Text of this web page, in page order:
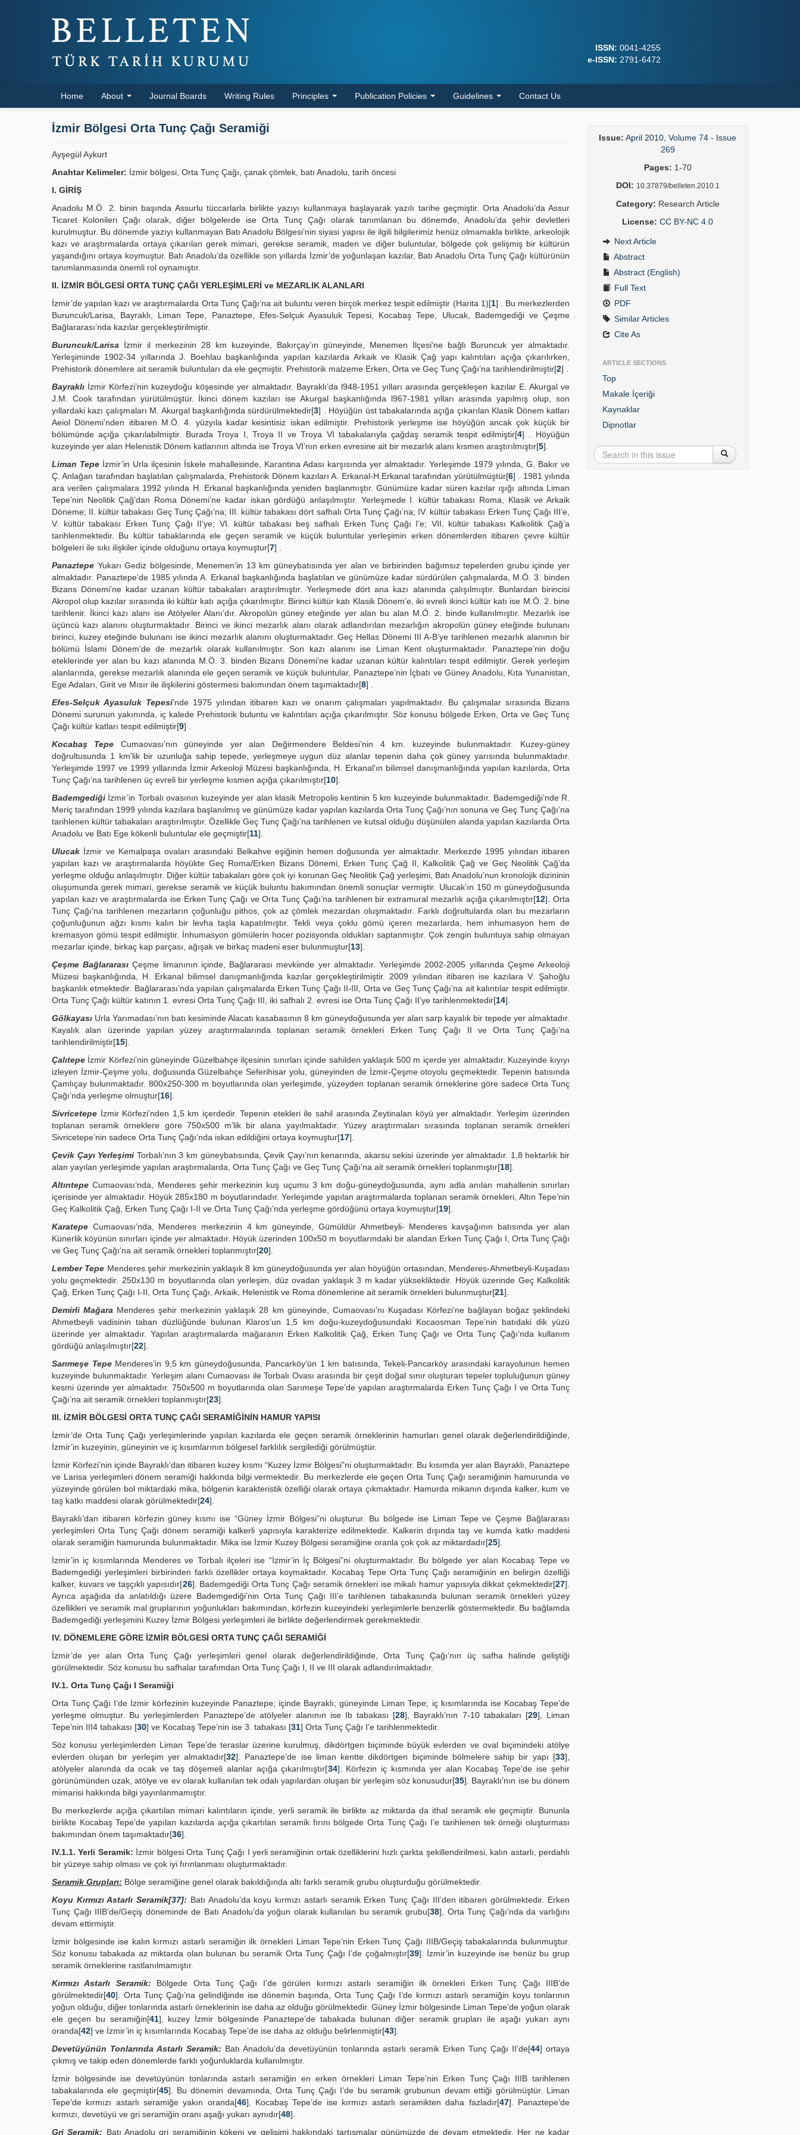
ISSN: 0041-4255
e-ISSN: 2791-6472
Home About Journal Boards Writing Rules Principles Publication Policies Guidelines Contact Us
İzmir Bölgesi Orta Tunç Çağı Seramiği
Ayşegül Aykurt
Anahtar Kelimeler: İzmir bölgesi, Orta Tunç Çağı, çanak çömlek, batı Anadolu, tarih öncesi
I. GİRİŞ
Anadolu M.Ö. 2. binin başında Assurlu tüccarlarla birlikte yazıyı kullanmaya başlayarak yazılı tarihe geçmiştir. Orta Anadolu’da Assur
Ticaret Kolonileri Çağı olarak, diğer bölgelerde ise Orta Tunç Çağı olarak tanımlanan bu dönemde, Anadolu’da şehir devletleri
kurulmuştur. Bu dönemde yazıyı kullanmayan Batı Anadolu Bölgesi’nin siyasi yapısı ile ilgili bilgilerimiz henüz olmamakla birlikte, arkeolojik
kazı ve araştırmalarda ortaya çıkarılan gerek mimari, gerekse seramik, maden ve diğer buluntular, bölgede çok gelişmiş bir kültürün
yaşandığını ortaya koymuştur. Batı Anadolu’da özellikle son yıllarda İzmir’de yoğunlaşan kazılar, Batı Anadolu Orta Tunç Çağı kültürünün
tanımlanmasında önemli rol oynamıştır.
II. İZMİR BÖLGESİ ORTA TUNÇ ÇAĞI YERLEŞİMLERİ ve MEZARLIK ALANLARI
İzmir’de yapılan kazı ve araştırmalarda Orta Tunç Çağı’na ait buluntu veren birçok merkez tespit edilmiştir (Harita 1)[1] . Bu merkezlerden
Buruncuk/Larisa, Bayraklı, Liman Tepe, Panaztepe, Efes-Selçuk Ayasuluk Tepesi, Kocabaş Tepe, Ulucak, Bademgediği ve Çeşme
Bağlararası’nda kazılar gerçekleştirilmiştir.
Buruncuk/Larisa İzmir il merkezinin 28 km kuzeyinde, Bakırçay’ın güneyinde, Menemen İlçesi'ne bağlı Buruncuk yer almaktadır.
Yerleşiminde 1902-34 yıllarında J. Boehlau başkanlığında yapılan kazılarda Arkaik ve Klasik Çağ yapı kalıntıları açığa çıkarılırken,
Prehistorik dönemlere ait seramik buluntuları da ele geçmiştir. Prehistorik malzeme Erken, Orta ve Geç Tunç Çağı’na tarihlendirilmiştir[2] .
Bayraklı İzmir Körfezi’nin kuzeydoğu köşesinde yer almaktadır. Bayraklı’da l948-1951 yılları arasında gerçekleşen kazılar E. Akurgal ve
J.M. Cook tarafından yürütülmüştür. İkinci dönem kazıları ise Akurgal başkanlığında l967-1981 yılları arasında yapılmış olup, son
yıllardaki kazı çalışmaları M. Akurgal başkanlığında sürdürülmektedir[3] . Höyüğün üst tabakalarında açığa çıkarılan Klasik Dönem katları
Aeiol Dönemi’nden itibaren M.Ö. 4. yüzyıla kadar kesintisiz iskan edilmiştir. Prehistorik yerleşme ise höyüğün ancak çok küçük bir
bölümünde açığa çıkarılabilmiştir. Burada Troya I, Troya II ve Troya VI tabakalarıyla çağdaş seramik tespit edilmiştir[4] . Höyüğün
kuzeyinde yer alan Helenistik Dönem katlarının altında ise Troya VI’nın erken evresine ait bir mezarlık alanı kısmen araştırılmıştır[5].
Liman Tepe İzmir’in Urla ilçesinin İskele mahallesinde, Karantina Adası karşısında yer almaktadır. Yerleşimde 1979 yılında, G. Bakır ve
Ç. Anlağan tarafından başlatılan çalışmalarda, Prehistorik Dönem kazıları A. Erkanal-H.Erkanal tarafından yürütülmüştür[6] . 1981 yılında
ara verilen çalışmalara 1992 yılında H. Erkanal başkanlığında yeniden başlanmıştır. Günümüze kadar süren kazılar ışığı altında Liman
Tepe’nin Neolitik Çağ’dan Roma Dönemi’ne kadar iskan gördüğü anlaşılmıştır. Yerleşmede I. kültür tabakası Roma, Klasik ve Arkaik
Döneme; II. kültür tabakası Geç Tunç Çağı’na; III. kültür tabakası dört safhalı Orta Tunç Çağı’na; IV. kültür tabakası Erken Tunç Çağı III’e,
V. kültür tabakası Erken Tunç Çağı II’ye; VI. kültür tabakası beş safhalı Erken Tunç Çağı I’e; VII. kültür tabakası Kalkolitik Çağ’a
tarihlenmektedir. Bu kültür tabaklarında ele geçen seramik ve küçük buluntular yerleşimin erken dönemlerden itibaren çevre kültür
bölgeleri ile sıkı ilişkiler içinde olduğunu ortaya koymuştur[7] .
Panaztepe Yukarı Gediz bölgesinde, Menemen’in 13 km güneybatısında yer alan ve birbirinden bağımsız tepelerden grubu içinde yer
almaktadır. Panaztepe’de 1985 yılında A. Erkanal başkanlığında başlatılan ve günümüze kadar sürdürülen çalışmalarda, M.Ö. 3. binden
Bizans Dönemi’ne kadar uzanan kültür tabakaları araştırılmıştır. Yerleşmede dört ana kazı alanında çalışılmıştır. Bunlardan birincisi
Akropol olup kazılar sırasında iki kültür katı açığa çıkarılmıştır. Birinci kültür katı Klasik Dönem’e, iki evreli ikinci kültür katı ise M.Ö. 2. bine
tarihlenir. İkinci kazı alanı ise Atölyeler Alanı’dır. Akropolün güney eteğinde yer alan bu alan M.Ö. 2. binde kullanılmıştır. Mezarlık ise
üçüncü kazı alanını oluşturmaktadır. Birinci ve ikinci mezarlık alanı olarak adlandırılan mezarlığın akropolün güney eteğinde bulunanı
birinci, kuzey eteğinde bulunanı ise ikinci mezarlık alanını oluşturmaktadır. Geç Hellas Dönemi III A-B’ye tarihlenen mezarlık alanının bir
bölümü İslami Dönem’de de mezarlık olarak kullanılmıştır. Son kazı alanını ise Liman Kent oluşturmaktadır. Panaztepe’nin doğu
eteklerinde yer alan bu kazı alanında M.Ö. 3. binden Bizans Dönemi’ne kadar uzanan kültür kalıntıları tespit edilmiştir. Gerek yerleşim
alanlarında, gerekse mezarlık alanında ele geçen seramik ve küçük buluntular, Panaztepe’nin İçbatı ve Güney Anadolu, Kıta Yunanistan,
Ege Adaları, Girit ve Mısır ile ilişkilerini göstermesi bakımından önem taşımaktadır[8] .
Efes-Selçuk Ayasuluk Tepesi’nde 1975 yılından itibaren kazı ve onarım çalışmaları yapılmaktadır. Bu çalışmalar sırasında Bizans
Dönemi surunun yakınında, iç kalede Prehistorik buluntu ve kalıntıları açığa çıkarılmıştır. Söz konusu bölgede Erken, Orta ve Geç Tunç
Çağı kültür katları tespit edilmiştir[9] .
Kocabaş Tepe Cumaovası’nın güneyinde yer alan Değirmendere Beldesi’nin 4 km. kuzeyinde bulunmaktadır. Kuzey-güney
doğrultusunda 1 km’lik bir uzunluğa sahip tepede, yerleşmeye uygun düz alanlar tepenin daha çok güney yarısında bulunmaktadır.
Yerleşimde 1997 ve 1999 yıllarında İzmir Arkeoloji Müzesi başkanlığında, H. Erkanal’ın bilimsel danışmanlığında yapılan kazılarda, Orta
Tunç Çağı’na tarihlenen üç evreli bir yerleşme kısmen açığa çıkarılmıştır[10].
Bademgediği İzmir’in Torbalı ovasının kuzeyinde yer alan klasik Metropolis kentinin 5 km kuzeyinde bulunmaktadır. Bademgediği’nde R.
Meriç tarafından 1999 yılında kazılara başlanılmış ve günümüze kadar yapılan kazılarda Orta Tunç Çağı’nın sonuna ve Geç Tunç Çağı’na
tarihlenen kültür tabakaları araştırılmıştır. Özellikle Geç Tunç Çağı’na tarihlenen ve kutsal olduğu düşünülen alanda yapılan kazılarda Orta
Anadolu ve Batı Ege kökenli buluntular ele geçmiştir[11].
Ulucak İzmir ve Kemalpaşa ovaları arasındaki Belkahve eşiğinin hemen doğusunda yer almaktadır. Merkezde 1995 yılından itibaren
yapılan kazı ve araştırmalarda höyükte Geç Roma/Erken Bizans Dönemi, Erken Tunç Çağ II, Kalkolitik Çağ ve Geç Neolitik Çağ’da
yerleşme olduğu anlaşılmıştır. Diğer kültür tabakaları göre çok iyi korunan Geç Neolitik Çağ yerleşimi, Batı Anadolu’nun kronolojik dizininin
oluşumunda gerek mimari, gerekse seramik ve küçük buluntu bakımından önemli sonuçlar vermiştir. Ulucak’ın 150 m güneydoğusunda
yapılan kazı ve araştırmalarda ise Erken Tunç Çağı ve Orta Tunç Çağı’na tarihlenen bir extramural mezarlık açığa çıkarılmıştır[12]. Orta
Tunç Çağı’na tarihlenen mezarların çoğunluğu pithos, çok az çömlek mezardan oluşmaktadır. Farklı doğrultularda olan bu mezarların
çoğunluğunun ağzı kısmı kalın bir levha taşla kapatılmıştır. Tekli veya çoklu gömü içeren mezarlarda, hem inhumasyon hem de
kremasyon gömü tespit edilmiştir. İnhumasyon gömülerin hocer pozisyonda oldukları saptanmıştır. Çok zengin buluntuya sahip olmayan
mezarlar içinde, birkaç kap parçası, ağışak ve birkaç madeni eser bulunmuştur[13].
Çeşme Bağlararası Çeşme limanının içinde, Bağlararası mevkiinde yer almaktadır. Yerleşimde 2002-2005 yıllarında Çeşme Arkeoloji
Müzesi başkanlığında, H. Erkanal bilimsel danışmanlığında kazılar gerçekleştirilmiştir. 2009 yılından itibaren ise kazılara V. Şahoğlu
başkanlık etmektedir. Bağlararası’nda yapılan çalışmalarda Erken Tunç Çağı II-III, Orta ve Geç Tunç Çağı’na ait kalıntılar tespit edilmiştir.
Orta Tunç Çağı kültür katının 1. evresi Orta Tunç Çağı III, iki safhalı 2. evresi ise Orta Tunç Çağı II’ye tarihlenmektedir[14].
Gölkayası Urla Yarımadası’nın batı kesiminde Alacatı kasabasının 8 km güneydoğusunda yer alan sarp kayalık bir tepede yer almaktadır.
Kayalık alan üzerinde yapılan yüzey araştırmalarında toplanan seramik örnekleri Erken Tunç Çağı II ve Orta Tunç Çağı’na
tarihlendirilmiştir[15].
Çalıtepe İzmir Körfezi’nin güneyinde Güzelbahçe ilçesinin sınırları içinde sahilden yaklaşık 500 m içerde yer almaktadır. Kuzeyinde kıyıyı
izleyen İzmir-Çeşme yolu, doğusunda Güzelbahçe Seferihisar yolu, güneyinden de İzmir-Çeşme otoyolu geçmektedir. Tepenin batısında
Çamlıçay bulunmaktadır. 800x250-300 m boyutlarında olan yerleşimde, yüzeyden toplanan seramik örneklerine göre sadece Orta Tunç
Çağı’nda yerleşme olmuştur[16].
Sivricetepe İzmir Körfezi’nden 1,5 km içerdedir. Tepenin etekleri ile sahil arasında Zeytinalan köyü yer almaktadır. Yerleşim üzerinden
toplanan seramik örneklere göre 750x500 m’lik bir alana yayılmaktadır. Yüzey araştırmaları sırasında toplanan seramik örnekleri
Sivricetepe’nin sadece Orta Tunç Çağı’nda iskan edildiğini ortaya koymuştur[17].
Çevik Çayı Yerleşimi Torbalı’nın 3 km güneybatısında, Çevik Çayı’nın kenarında, akarsu sekisi üzerinde yer almaktadır. 1,8 hektarlık bir
alan yayılan yerleşimde yapılan araştırmalarda, Orta Tunç Çağı ve Geç Tunç Çağı’na ait seramik örnekleri toplanmıştır[18].
Altıntepe Cumaovası’nda, Menderes şehir merkezinin kuş uçumu 3 km doğu-güneydoğusunda, aynı adla anılan mahallenin sınırları
içerisinde yer almaktadır. Höyük 285x180 m boyutlarındadır. Yerleşimde yapılan araştırmalarda toplanan seramik örnekleri, Altın Tepe’nin
Geç Kalkolitik Çağ, Erken Tunç Çağı I-II ve Orta Tunç Çağı’nda yerleşme gördüğünü ortaya koymuştur[19].
Karatepe Cumaovası’nda, Menderes merkezinin 4 km güneyinde, Gümüldür Ahmetbeyli- Menderes kavşağının batısında yer alan
Künerlik köyünün sınırları içinde yer almaktadır. Höyük üzerinden 100x50 m boyutlarındaki bir alandan Erken Tunç Çağı I, Orta Tunç Çağı
ve Geç Tunç Çağı’na ait seramik örnekleri toplanmıştır[20].
Lember Tepe Menderes şehir merkezinin yaklaşık 8 km güneydoğusunda yer alan höyüğün ortasından, Menderes-Ahmetbeyli-Kuşadası
yolu geçmektedir. 250x130 m boyutlarında olan yerleşim, düz ovadan yaklaşık 3 m kadar yüksekliktedir. Höyük üzerinde Geç Kalkolitik
Çağ, Erken Tunç Çağı I-II, Orta Tunç Çağı, Arkaik, Helenistik ve Roma dönemlerine ait seramik örnekleri bulunmuştur[21].
Demirli Mağara Menderes şehir merkezinin yaklaşık 28 km güneyinde, Cumaovası’nı Kuşadası Körfezi’ne bağlayan boğaz şeklindeki
Ahmetbeyli vadisinin taban düzlüğünde bulunan Klaros’un 1,5 km doğu-kuzeydoğusundaki Kocaosman Tepe’nin batıdaki dik yüzü
üzerinde yer almaktadır. Yapılan araştırmalarda mağaranın Erken Kalkolitik Çağ, Erken Tunç Çağı ve Orta Tunç Çağı’nda kullanım
gördüğü anlaşılmıştır[22].
Sarımeşe TepeMenderes’in 9,5 km güneydoğusunda, Pancarköy’ün 1 km batısında, Tekeli-Pancarköy arasındaki karayolunun hemen
kuzeyinde bulunmaktadır. Yerleşim alanı Cumaovası ile Torbalı Ovası arasında bir çeşit doğal sınır oluşturan tepeler topluluğunun güney
kesmi üzerinde yer almaktadır. 750x500 m boyutlarında olan Sarımeşe Tepe’de yapılan araştırmalarda Erken Tunç Çağı I ve Orta Tunç
Çağı’na ait seramik örnekleri toplanmıştır[23].
III. İZMİR BÖLGESİ ORTA TUNÇ ÇAĞI SERAMİĞİNİN HAMUR YAPISI
İzmir’de Orta Tunç Çağı yerleşimlerinde yapılan kazılarda ele geçen seramik örneklerinin hamurları genel olarak değerlendirildiğinde,
İzmir’in kuzeyinin, güneyinin ve iç kısımlarının bölgesel farklılık sergilediği görülmüştür.
İzmir Körfezi’nin içinde Bayraklı’dan itibaren kuzey kısmı “Kuzey İzmir Bölgesi”ni oluşturmaktadır. Bu kısımda yer alan Bayraklı, Panaztepe
ve Larisa yerleşimleri dönem seramiği hakkında bilgi vermektedir. Bu merkezlerde ele geçen Orta Tunç Çağı seramiğinin hamurunda ve
yüzeyinde görülen bol miktardaki mika, bölgenin karakteristik özelliği olarak ortaya çıkmaktadır. Hamurda mikanın dışında kalker, kum ve
taş katkı maddesi olarak görülmektedir[24].
Bayraklı’dan itibaren körfezin güney kısmı ise “Güney İzmir Bölgesi”ni oluşturur. Bu bölgede ise Liman Tepe ve Çeşme Bağlararası
yerleşimleri Orta Tunç Çağı dönem seramiği kalkerli yapısıyla karakterize edilmektedir. Kalkerin dışında taş ve kumda katkı maddesi
olarak seramiğin hamurunda bulunmaktadır. Mika ise İzmir Kuzey Bölgesi seramiğine oranla çok çok az miktardadır[25].
İzmir’in iç kısımlarında Menderes ve Torbalı ilçeleri ise “İzmir’in İç Bölgesi”ni oluşturmaktadır. Bu bölgede yer alan Kocabaş Tepe ve
Bademgediği yerleşimleri birbirinden farklı özellikler ortaya koymaktadır. Kocabaş Tepe Orta Tunç Çağı seramiğinin en belirgin özelliği
kalker, kuvars ve taşçıklı yapısıdır[26]. Bademgediği Orta Tunç Çağı seramik örnekleri ise mikalı hamur yapısıyla dikkat çekmektedir[27].
Ayrıca aşağıda da anlatıldığı üzere Bademgediği’nin Orta Tunç Çağı III’e tarihlenen tabakasında bulunan seramik örnekleri yüzey
özellikleri ve seramik mal gruplarının yoğunlukları bakımından, körfezin kuzeyindeki yerleşimlerle benzerlik göstermektedir. Bu bağlamda
Bademgediği yerleşimini Kuzey İzmir Bölgesi yerleşimleri ile birlikte değerlendirmek gerekmektedir.
IV. DÖNEMLERE GÖRE İZMİR BÖLGESİ ORTA TUNÇ ÇAĞI SERAMİĞİ
İzmir’de yer alan Orta Tunç Çağı yerleşimleri genel olarak değerlendirildiğinde, Orta Tunç Çağı’nın üç safha halinde geliştiği
görülmektedir. Söz konusu bu safhalar tarafımdan Orta Tunç Çağı I, II ve III olarak adlandırılmaktadır.
IV.1. Orta Tunç Çağı I Seramiği
Orta Tunç Çağı I’de İzmir körfezinin kuzeyinde Panaztepe; içinde Bayraklı; güneyinde Liman Tepe; iç kısımlarında ise Kocabaş Tepe’de
yerleşme olmuştur. Bu yerleşimlerden Panaztepe’de atölyeler alanının ise Ib tabakası [28], Bayraklı’nın 7-10 tabakaları [29], Liman
Tepe’nin III4 tabakası [30] ve Kocabaş Tepe’nin ise 3. tabakası [31] Orta Tunç Çağı I’e tarihlenmektedir.
Söz konusu yerleşimlerden Liman Tepe’de teraslar üzerine kurulmuş, dikdörtgen biçiminde büyük evlerden ve oval biçimindeki atölye
evlerden oluşan bir yerleşim yer almaktadır[32]. Panaztepe’de ise liman kentte dikdörtgen biçiminde bölmelere sahip bir yapı [33],
atölyeler alanında da ocak ve taş döşemeli alanlar açığa çıkarılmıştır[34]. Körfezin iç kısmında yer alan Kocabaş Tepe’de ise şehir
görünümünden uzak, atölye ve ev olarak kullanılan tek odalı yapılardan oluşan bir yerleşim söz konusudur[35]. Bayraklı’nın ise bu dönem
mimarisi hakkında bilgi yayınlanmamıştır.
Bu merkezlerde açığa çıkartılan mimari kalıntıların içinde, yerli seramik ile birlikte az miktarda da ithal seramik ele geçmiştir. Bununla
birlikte Kocabaş Tepe’de yapılan kazılarda açığa çıkartılan seramik fırını bölgede Orta Tunç Çağı I’e tarihlenen tek örneği oluşturması
bakımından önem taşımaktadır[36].
IV.1.1. Yerli Seramik: İzmir bölgesi Orta Tunç Çağı I yerli seramiğinin ortak özelliklerini hızlı çarkta şekillendirilmesi, kalın astarlı, perdahlı
bir yüzeye sahip olması ve çok iyi fırınlanması oluşturmaktadır.
Seramik Grupları: Bölge seramiğine genel olarak bakıldığında altı farklı seramik grubu oluşturduğu görülmektedir.
Koyu Kırmızı Astarlı Seramik[37]: Batı Anadolu’da koyu kırmızı astarlı seramik Erken Tunç Çağı III’den itibaren görülmektedir. Erken
Tunç Çağı IIIB’de/Geçiş döneminde de Batı Anadolu’da yoğun olarak kullanılan bu seramik grubu[38], Orta Tunç Çağı’nda da varlığını
devam ettirmiştir.
İzmir bölgesinde ise kalın kırmızı astarlı seramiğin ilk örnekleri Liman Tepe’nin Erken Tunç Çağı IIIB/Geçiş tabakalarında bulunmuştur.
Söz konusu tabakada az miktarda olan bulunan bu seramik Orta Tunç Çağı I’de çoğalmıştır[39]. İzmir’in kuzeyinde ise henüz bu grup
seramik örneklerine rastlanılmamıştır.
Kırmızı Astarlı Seramik: Bölgede Orta Tunç Çağı I’de görülen kırmızı astarlı seramiğin ilk örnekleri Erken Tunç Çağı IIIB’de
görülmektedir[40]. Orta Tunç Çağı’na gelindiğinde ise dönemin başında, Orta Tunç Çağı I’de kırmızı astarlı seramiğin koyu tonlarının
yoğun olduğu, diğer tonlarında astarlı örneklerinin ise daha az olduğu görülmektedir. Güney İzmir bölgesinde Liman Tepe’de yoğun olarak
ele geçen bu seramiğin[41], kuzey İzmir bölgesinde Panaztepe’de tabakada bulunan diğer seramik grupları ile aşağı yukarı aynı
oranda[42] ve İzmir’in iç kısımlarında Kocabaş Tepe’de ise daha az olduğu belirlenmiştir[43].
Devetüyünün Tonlarında Astarlı Seramik: Batı Anadolu’da devetüyünün tonlarında astarlı seramik Erken Tunç Çağı II’de[44] ortaya
çıkmış ve takip eden dönemlerde farklı yoğunluklarda kullanılmıştır.
İzmir bölgesinde ise devetüyünün tonlarında astarlı seramiğin en erken örnekleri Liman Tepe’nin Erken Tunç Çağı IIIB tarihlenen
tabakalarında ele geçmiştir[45]. Bu dönemin devamında, Orta Tunç Çağı I’de bu seramik grubunun devam ettiği görülmüştür. Liman
Tepe’de kırmızı astarlı seramiğe yakın oranda[46], Kocabaş Tepe’de ise kırmızı astarlı seramikten daha fazladır[47]. Panaztepe’de
kırmızı, devetüyü ve gri seramiğin oranı aşağı yukarı aynıdır[48].
Gri Seramik: Batı Anadolu gri seramiğinin kökeni ve gelişimi hakkındaki tartışmalar günümüzde de devam etmektedir. Her ne kadar
Issue: April 2010, Volume 74 - Issue
269
Pages: 1-70
DOI: 10.37879/belleten.2010.1
Category: Research Article
License: CC BY-NC 4.0
Next Article
Abstract
Abstract (English)
Full Text
PDF
Similar Articles
Cite As
ARTICLE SECTIONS
Top
Makale İçeriği
Kaynaklar
Dipnotlar